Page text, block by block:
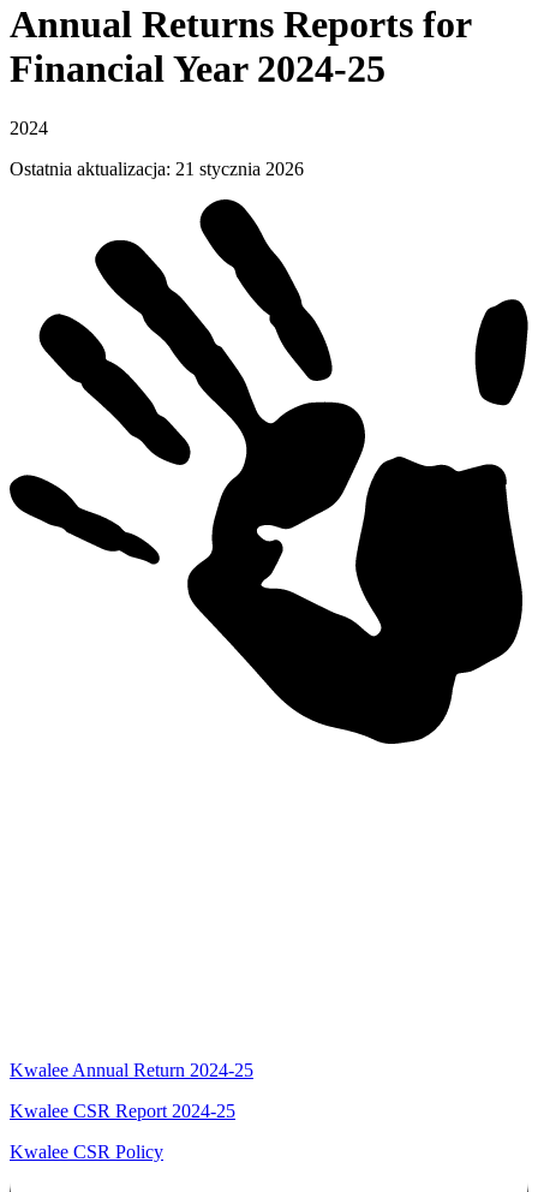
Annual Returns Reports for
Financial Year 2024-25
2024
Ostatnia aktualizacja: 21 stycznia 2026
Kwalee Annual Return 2024-25
Kwalee CSR Report 2024-25
Kwalee CSR Policy